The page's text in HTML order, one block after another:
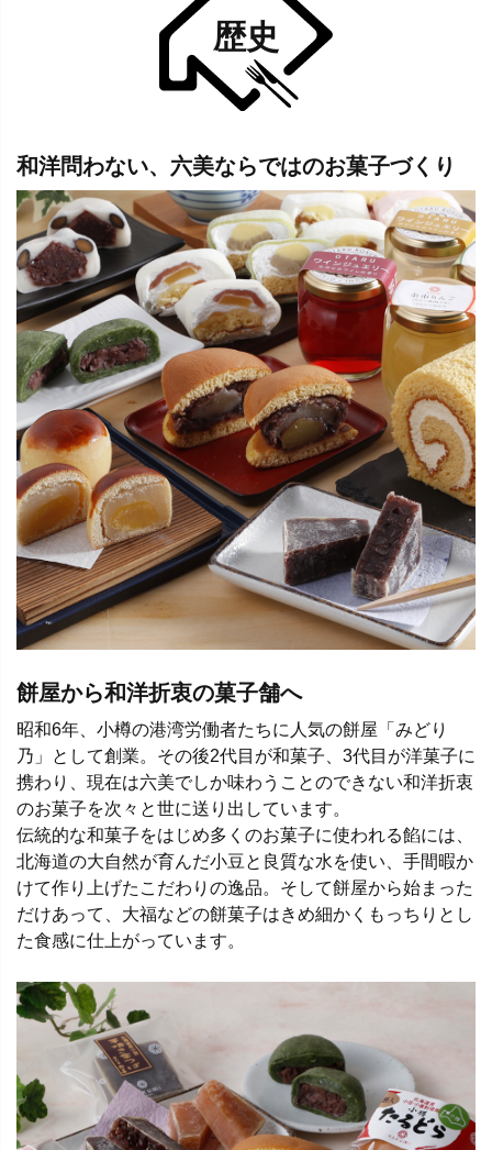
歴史
和洋問わない、六美ならではのお菓子づくり
餅屋から和洋折衷の菓子舗へ
昭和6年、小樽の港湾労働者たちに人気の餅屋「みどり
乃」として創業。その後2代目が和菓子、3代目が洋菓子に
携わり、現在は六美でしか味わうことのできない和洋折衷
のお菓子を次々と世に送り出しています。
伝統的な和菓子をはじめ多くのお菓子に使われる餡には、
北海道の大自然が育んだ小豆と良質な水を使い、手間暇か
けて作り上げたこだわりの逸品。そして餅屋から始まった
だけあって、大福などの餅菓子はきめ細かくもっちりとし
た食感に仕上がっています。